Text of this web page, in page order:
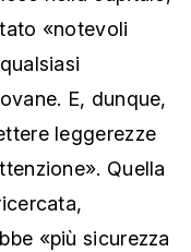
«notevoli
E, dunque,
leggerezze
Quella
«più sicurezza